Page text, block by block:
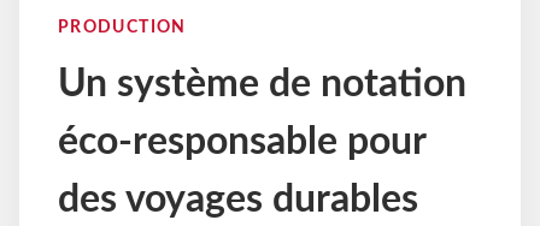
PRODUCTION
Un système de notation
éco-responsable pour
des voyages durables